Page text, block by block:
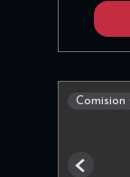
Comision
Previous